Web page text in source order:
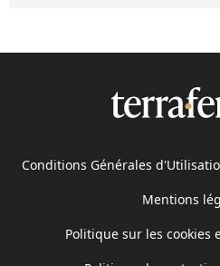
Conditions Générales
Mentions
Politique sur les cookies